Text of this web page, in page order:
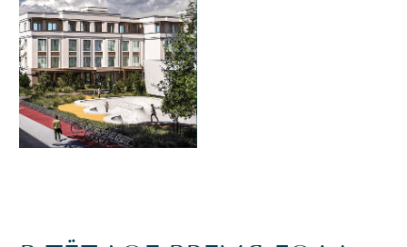
УЛИЧНЫЙ КИНОТЕАТР
ПОД ОТКРЫТЫМ НЕБОМ
И АСТРОНОМИЧЕСКАЯ
ПЛОЩАДКА